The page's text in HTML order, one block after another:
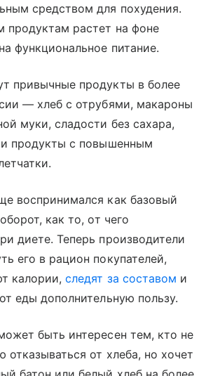
средством для похудения.
продуктам растет на фоне
функциональное питание.
привычные продукты в более
— хлеб с отрубями, макароны
муки, сладости без сахара,
продукты с повышенным
воспринимался как базовый
как то, от чего
диете. Теперь производители
его в рацион покупателей,
калории,следят за составом и
еды дополнительную пользу.
быть интересен тем, кто не
отказываться от хлеба, но хочет